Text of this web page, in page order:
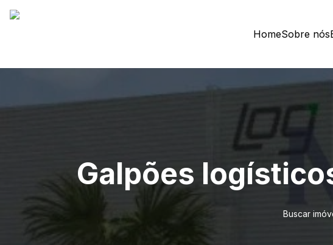
HomeSobre nós
Galpões
Buscar